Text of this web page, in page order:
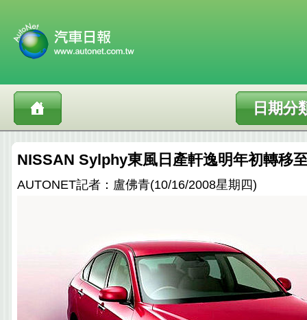
日期分
NISSAN Sylphy東風日產軒逸明年初轉移
AUTONET記者：盧佛青(10/16/2008星期四)